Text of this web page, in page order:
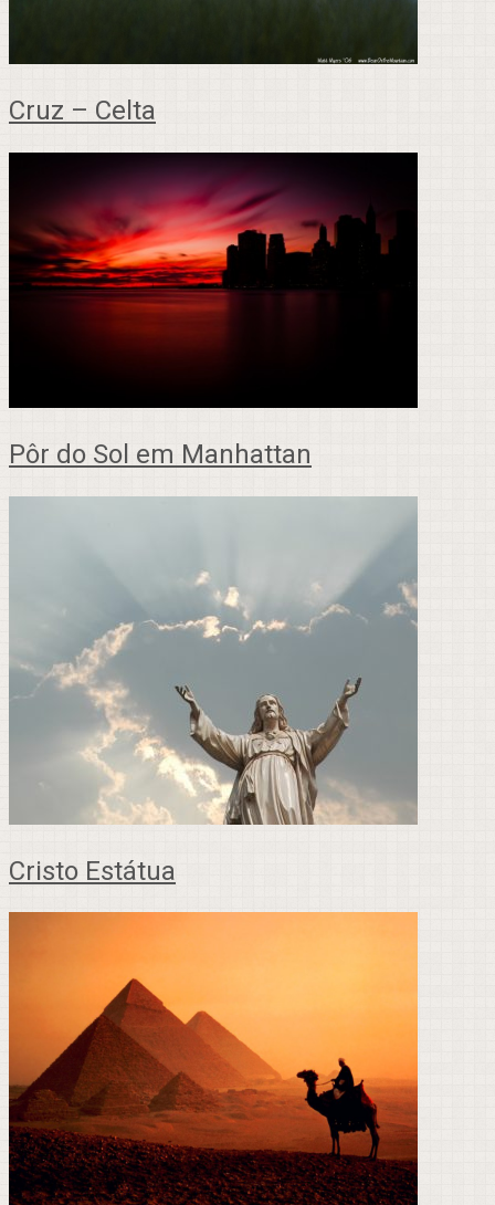
Cruz – Celta
Pôr do Sol em Manhattan
Cristo Estátua